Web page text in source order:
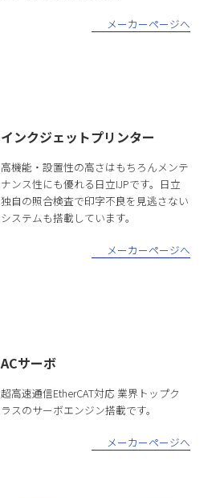
メーカーページへ
インクジェットプリンター
高機能・設置性の高さはもちろんメンテ
ナンス性にも優れる日立IJPです。日立
独自の照合検査で印字不良を見逃さない
システムも搭載しています。
メーカーページへ
ACサーボ
超高速通信EtherCAT対応 業界トップク
ラスのサーボエンジン搭載です。
メーカーページへ